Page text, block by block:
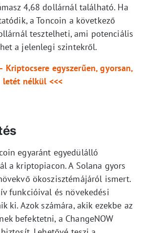
4,68 dollárnál található. Ha
a Toncoin a következő
tesztelheti, ami potenciális
a jelenlegi szintekről.
Kriptocsere egyszerűen, gyorsan,
letét nélkül <<<
egyaránt egyedülálló
a kriptopiacon. A Solana gyors
ökoszisztémájáról ismert.
funkcióival és növekedési
ki. Azok számára, akik ezekbe az
befektetni, a ChangeNOW